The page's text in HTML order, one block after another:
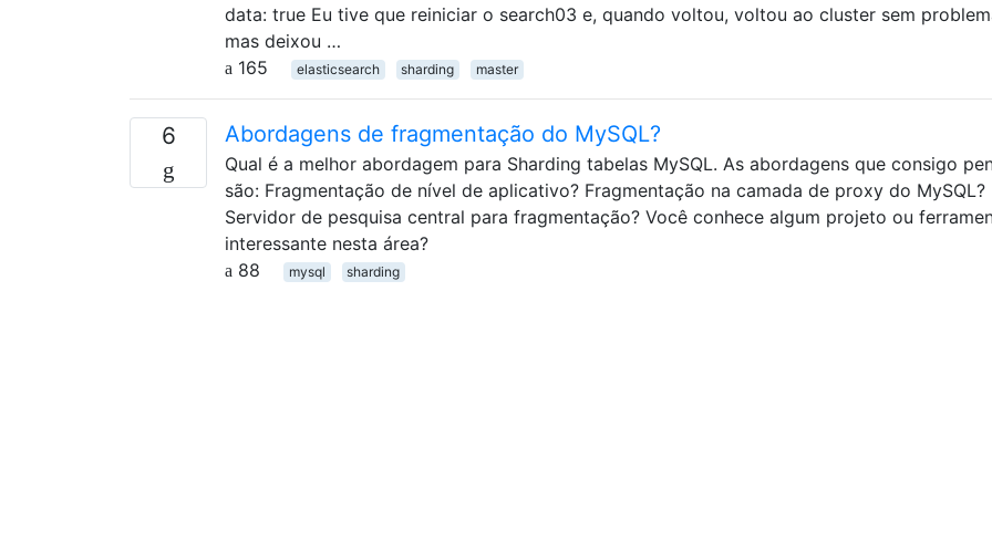
data: true Eu tive que reiniciar o search03 e, quando voltou, voltou ao cluster sem
mas deixou …
165
elasticsearch sharding master
6 Abordagens de fragmentação do MySQL?
Qual é a melhor abordagem para Sharding tabelas MySQL. As abordagens que consigo
são: Fragmentação de nível de aplicativo? Fragmentação na camada de proxy do MySQL?
Servidor de pesquisa central para fragmentação? Você conhece algum projeto ou
interessante nesta área?
88
mysql sharding